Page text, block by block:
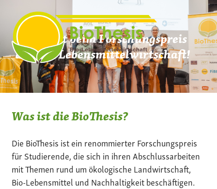
Inhalt
springenMach mit beim Forschungspreis
der Bio-Lebensmittelwirtschaft!
Was ist die BioThesis?
Die BioThesis ist ein renommierter Forschungspreis
für Studierende, die sich in ihren Abschlussarbeiten
mit Themen rund um ökologische Landwirtschaft,
Bio-Lebensmittel und Nachhaltigkeit beschäftigen.